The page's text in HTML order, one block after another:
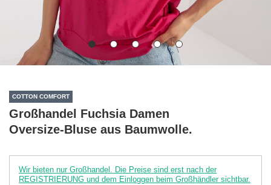
COTTON COMFORT
Großhandel Fuchsia Damen
Oversize-Bluse aus Baumwolle.
Wir bieten nur Großhandel. Die Preise sind erst nach der
REGISTRIERUNG und dem Einloggen beim Großhändler sichtbar.